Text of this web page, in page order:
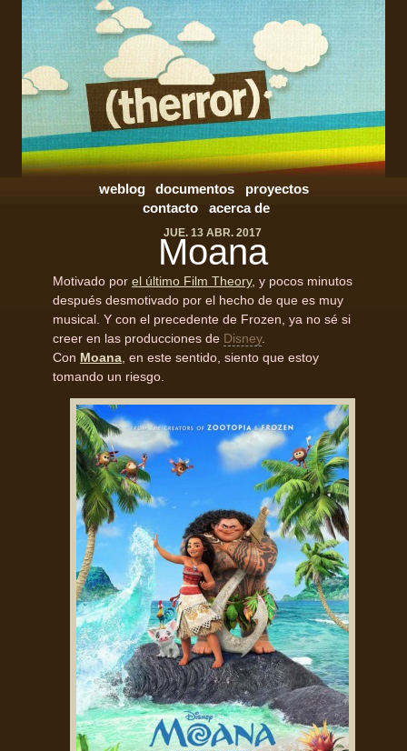
weblog documentos
proyectos
contacto
acerca de
JUE. 13 ABR. 2017
Moana
Motivado por el último Film Theory, y pocos minutos
después desmotivado por el hecho de que es muy
musical. Y con el precedente de Frozen, ya no sé si
creer en las producciones de Disney.
Con Moana , en este sentido, siento que estoy
tomando un riesgo.